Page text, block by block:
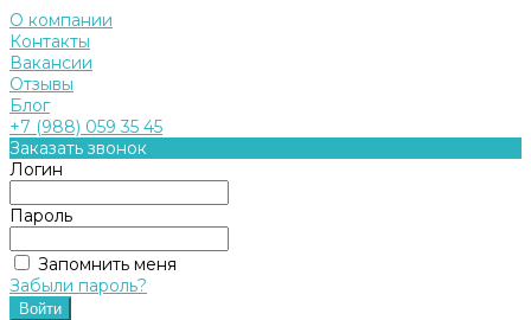
О компании
Контакты
Вакансии
Отзывы
Блог
+7 (988) 059 35 45
Заказать звонок
Логин
Пароль
Запомнить меня
Забыли пароль?